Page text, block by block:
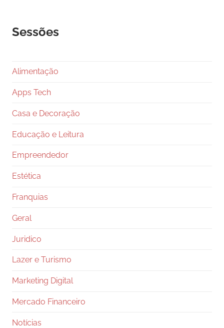
Sessões
Alimentação
Apps Tech
Casa e Decoração
Educação e Leitura
Empreendedor
Estética
Franquias
Geral
Juridico
Lazer e Turismo
Marketing Digital
Mercado Financeiro
Notícias